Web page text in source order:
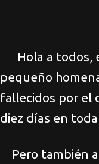
Hola a todos,
pequeño
fallecidos por el
diez días en
Pero también